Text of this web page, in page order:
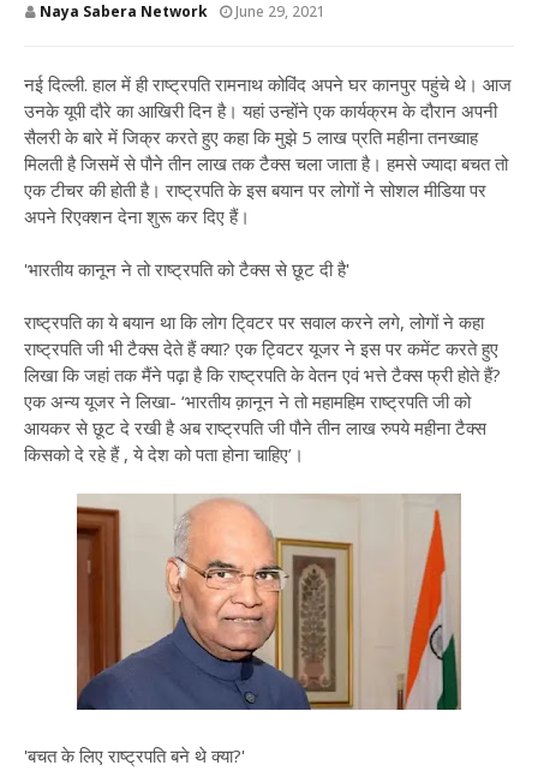
Naya Sabera Network June 29, 2021
नई दिल्ली. हाल में ही राष्ट्रपति रामनाथ कोविंद अपने घर कानपुर पहुंचे थे। आज
उनके यूपी दौरे का आखिरी दिन है। यहां उन्होंने एक कार्यक्रम के दौरान अपनी
सैलरी के बारे में जिक्र करते हुए कहा कि मुझे 5 लाख प्रति महीना तनख्वाह
मिलती है जिसमें से पौने तीन लाख तक टैक्स चला जाता है। हमसे ज्यादा बचत तो
एक टीचर की होती है। राष्ट्रपति के इस बयान पर लोगों ने सोशल मीडिया पर
अपने रिएक्शन देना शुरू कर दिए हैं।
'भारतीय कानून ने तो राष्ट्रपति को टैक्स से छूट दी है'
राष्ट्रपति का ये बयान था कि लोग टि्वटर पर सवाल करने लगे, लोगों ने कहा
राष्ट्रपति जी भी टैक्स देते हैं क्या? एक ट्विटर यूजर ने इस पर कमेंट करते हुए
लिखा कि जहां तक मैंने पढ़ा है कि राष्ट्रपति के वेतन एवं भत्ते टैक्स फ्री होते हैं?
एक अन्य यूजर ने लिखा- ‘भारतीय क़ानून ने तो महामहिम राष्ट्रपति जी को
आयकर से छूट दे रखी है अब राष्ट्रपति जी पौने तीन लाख रुपये महीना टैक्स
किसको दे रहे हैं , ये देश को पता होना चाहिए’।
'बचत के लिए राष्ट्रपति बने थे क्या?'